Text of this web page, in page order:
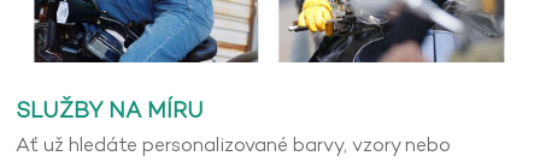
SLUŽBY NA MÍRU
Ať už hledáte personalizované barvy, vzory nebo